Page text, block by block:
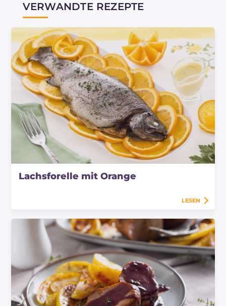
VERWANDTE REZEPTE
Lachsforelle mit Orange
LESEN